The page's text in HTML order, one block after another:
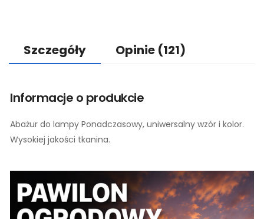
Szczegóły Opinie (121)
Informacje o produkcie
Abażur do lampy Ponadczasowy, uniwersalny wzór i kolor.
Wysokiej jakości tkanina.